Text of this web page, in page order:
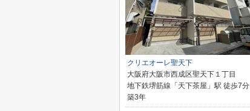
クリエオーレ聖天下
大阪府大阪市西成区聖天下１丁目
地下鉄堺筋線「天下茶屋」駅 徒歩7分
築3年